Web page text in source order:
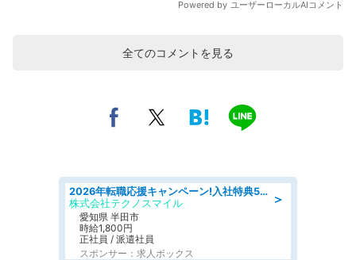
全てのコメントを見る
＞
2026年転職応援キャンペーン!入社特典58万円/デンソーで働こう!自動車工場で小型部品の検査業務 denso aichi
株式会社テクノスマイル
愛知県 半田市
時給1,800円
正社員 / 派遣社員
スポンサー：求人ボックス